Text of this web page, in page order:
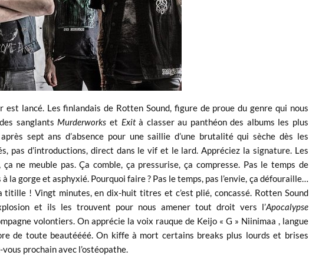
est lancé. Les finlandais de Rotten Sound, figure de proue du genre qui nous
sanglants Murderworks et Exità classer au panthéon des albums les plus
sept ans d’absence pour une saillie d’une brutalité qui sèche dès les
pas d’introductions, direct dans le vif et le lard. Appréciez la signature. Les
ne meuble pas. Ça comble, ça pressurise, ça compresse. Pas le temps de
la gorge et asphyxié. Pourquoi faire ? Pas le temps, pas l’envie, ça défouraille…
titille ! Vingt minutes, en dix-huit titres et c’est plié, concassé. Rotten Sound
et ils les trouvent pour nous amener tout droit vers l’Apocalypse
volontiers. On apprécie la voix rauque de Keijo « G » Niinimaa , langue
de toute beautéééé. On kiffe à mort certains breaks plus lourds et brises
prochain avec l’ostéopathe.